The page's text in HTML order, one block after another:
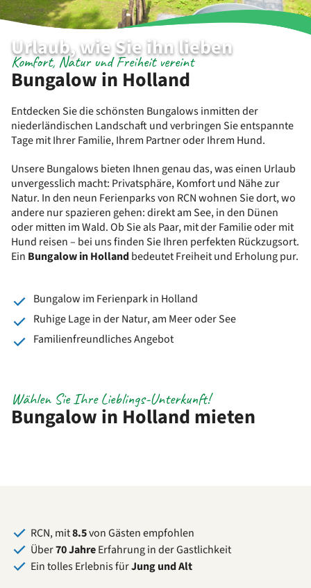
Urlaub, wie Sie ihn lieben
Bungalow in Holland
Komfort, Natur und Freiheit vereint
Entdecken Sie die schönsten Bungalows inmitten der
niederländischen Landschaft und verbringen Sie entspannte
Tage mit Ihrer Familie, Ihrem Partner oder Ihrem Hund.
Unsere Bungalows bieten Ihnen genau das, was einen Urlaub
unvergesslich macht: Privatsphäre, Komfort und Nähe zur
Natur. In den neun Ferienparks von RCN wohnen Sie dort, wo
andere nur spazieren gehen: direkt am See, in den Dünen
oder mitten im Wald. Ob Sie als Paar, mit der Familie oder mit
Hund reisen – bei uns finden Sie Ihren perfekten Rückzugsort.
Ein Bungalow in Hollandbedeutet Freiheit und Erholung pur.
Bungalow im Ferienpark in Holland
Ruhige Lage in der Natur, am Meer oder See
Familienfreundliches Angebot
Bungalow in Holland mieten
Wählen Sie Ihre Lieblings-Unterkunft!
RCN, mit8.5von Gästen empfohlen
Über70 JahreErfahrung in der Gastlichkeit
Ein tolles Erlebnis fürJung und Alt